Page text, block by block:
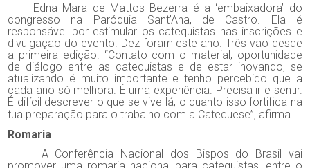
Edna Mara de Mattos Bezerra é a ‘embaixadora’ do
congresso na Paróquia Sant’Ana, de Castro. Ela é
responsável por estimular os catequistas nas inscrições e
divulgação do evento. Dez foram este ano. Três vão desde
a primeira edição. “Contato com o material, oportunidade
de diálogo entre as catequistas e de estar inovando, se
atualizando é muito importante e tenho percebido que a
cada ano só melhora. É uma experiência. Precisa ir e sentir.
É difícil descrever o que se vive lá, o quanto isso fortifica na
tua preparação para o trabalho com a Catequese”, afirma.
Romaria
A Conferência Nacional dos Bispos do Brasil vai